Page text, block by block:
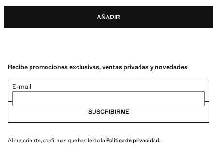
AÑADIR
Recibe promociones exclusivas, ventas privadas y novedades
E-mail
SUSCRIBIRME
Al suscribirte, confirmas que has leído la Política de privacidad.